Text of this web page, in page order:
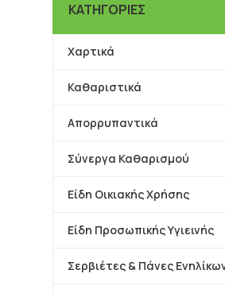
ΚΑΤΗΓΟΡΙΕΣ
Χαρτικά
Καθαριστικά
Απορρυπαντικά
Σύνεργα Καθαρισμού
Είδη Οικιακής Χρήσης
Είδη Προσωπικής Υγιεινής
Σερβιέτες & Πάνες